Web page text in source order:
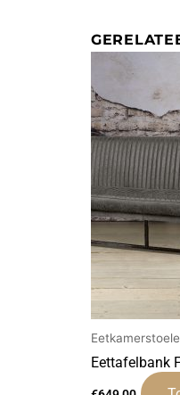
Eettafelbank